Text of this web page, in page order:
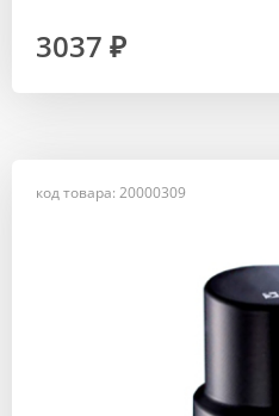
3037 ₽
код товара: 20000309